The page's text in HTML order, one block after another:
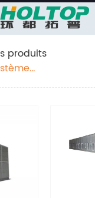
produits